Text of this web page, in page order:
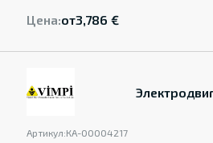
Цена:от3,786 €
Артикул:КА-00004217